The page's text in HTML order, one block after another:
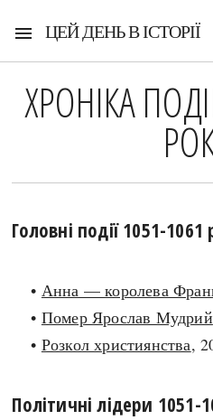
menu ЦЕЙ ДЕНЬ В ІСТОРІЇ
ХРОНІКА
Головні події 1051-1061
• Анна — королева
• Помер Ярослав Мудрий
• Розкол християнства,
Політичні лідери 1051-